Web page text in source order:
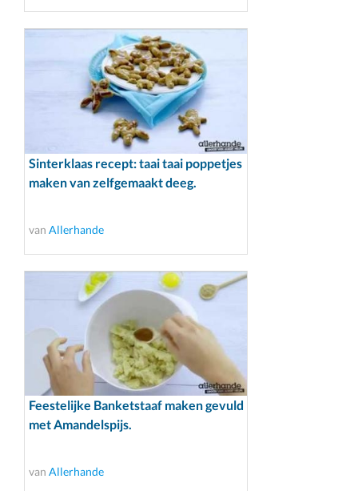
Sinterklaas recept: taai taai poppetjes
maken van zelfgemaakt deeg.
van Allerhande
Feestelijke Banketstaaf maken gevuld
met Amandelspijs.
van Allerhande